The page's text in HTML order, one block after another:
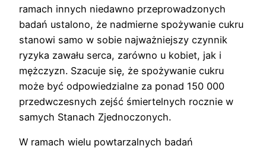
ramach innych niedawno przeprowadzonych
badań ustalono, że nadmierne spożywanie cukru
stanowi samo w sobie najważniejszy czynnik
ryzyka zawału serca, zarówno u kobiet, jak i
mężczyzn. Szacuje się, że spożywanie cukru
może być odpowiedzialne za ponad 150 000
przedwczesnych zejść śmiertelnych rocznie w
samych Stanach Zjednoczonych.
W ramach wielu powtarzalnych badań